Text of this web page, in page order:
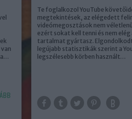
Te foglalkozol YouTube
megtekintések, az elégedett
videómegosztások nem
ezért sokat kell tenni és nem
tartalmat gyártasz.
legújabb statisztikák szerint a
legszélesebb körben használt…